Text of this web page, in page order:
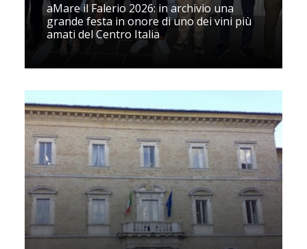
aMare il Falerio 2026: in archivio una
grande festa in onore di uno dei vini più
amati del Centro Italia